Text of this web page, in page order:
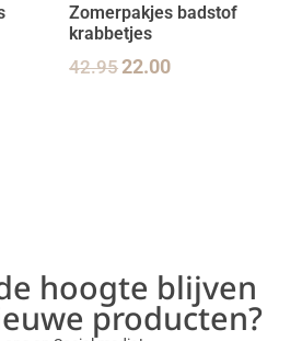
Zomerpakjes badstof
krabbetjes
42.9522.00
hoogte blijven
producten?